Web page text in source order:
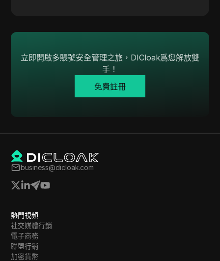
Zalando
立即開啟多賬號安全管理之旅，DICloak爲您解放雙
手！
免費註冊
business@dicloak.com
熱門視頻
社交媒體行銷
電子商務
聯盟行銷
加密貨幣